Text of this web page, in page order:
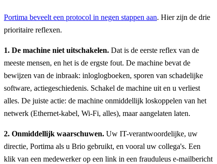
Portima beveelt een protocol in negen stappen aan. Hier zijn de drie
prioritaire reflexen.
1. De machine niet uitschakelen. Dat is de eerste reflex van de
meeste mensen, en het is de ergste fout. De machine bevat de
bewijzen van de inbraak: inloglogboeken, sporen van schadelijke
software, actiegeschiedenis. Schakel de machine uit en u verliest
alles. De juiste actie: de machine onmiddellijk loskoppelen van het
netwerk (Ethernet-kabel, Wi-Fi, alles), maar aangelaten laten.
2. Onmiddellijk waarschuwen. Uw IT-verantwoordelijke, uw
directie, Portima als u Brio gebruikt, en vooral uw collega's. Een
klik van een medewerker op een link in een frauduleus e-mailbericht